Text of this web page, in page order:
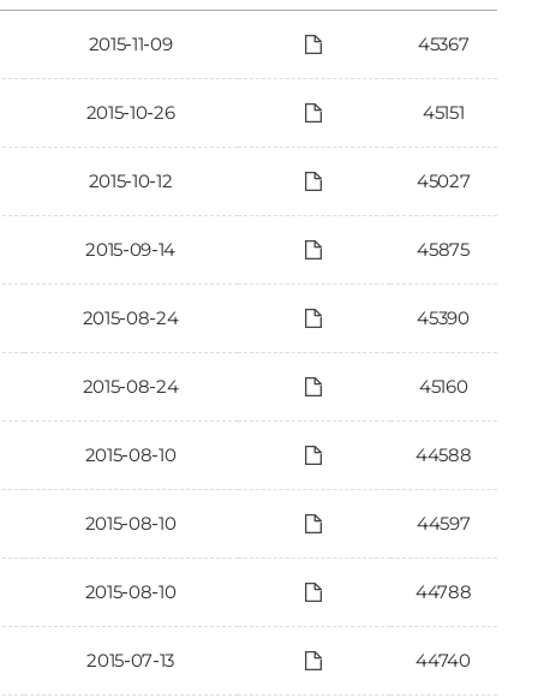
2015-11-09 45367
2015-10-26 45151
2015-10-12 45027
2015-09-14 45875
2015-08-24 45390
2015-08-24 45160
2015-08-10 44588
2015-08-10 44597
2015-08-10 44788
2015-07-13 44740